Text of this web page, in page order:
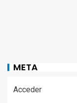
META
Acceder